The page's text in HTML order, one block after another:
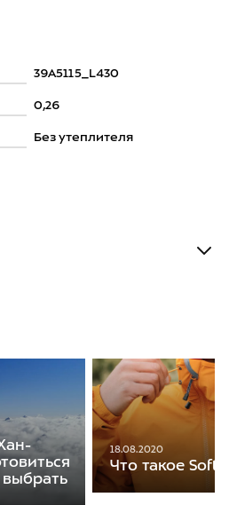
39A5115_L430
0,26
Без утеплителя
18.08.2020
Что такое